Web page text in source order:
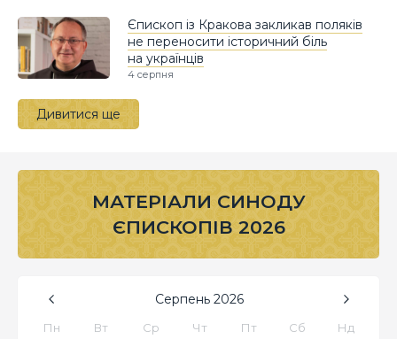
Єпископ із Кракова закликав поляків
не переносити історичний біль
на українців
4 серпня
Дивитися ще
МАТЕРІАЛИ СИНОДУ
ЄПИСКОПІВ 2026
Серпень 2026
Пн Вт Ср Чт Пт Сб Нд